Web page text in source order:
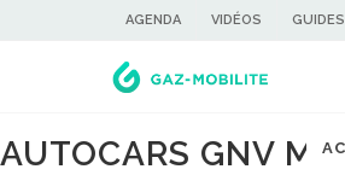
AGENDA VIDÉOS GUIDES
AUTOCARS GNV